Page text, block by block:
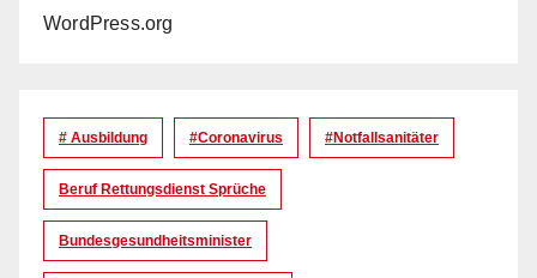
WordPress.org
# Ausbildung #coronavirus #Notfallsanitäter
Beruf Rettungsdienst Sprüche
Bundesgesundheitsminister